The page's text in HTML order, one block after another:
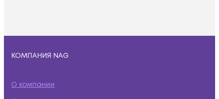
КОМПАНИЯ NAG
О компании